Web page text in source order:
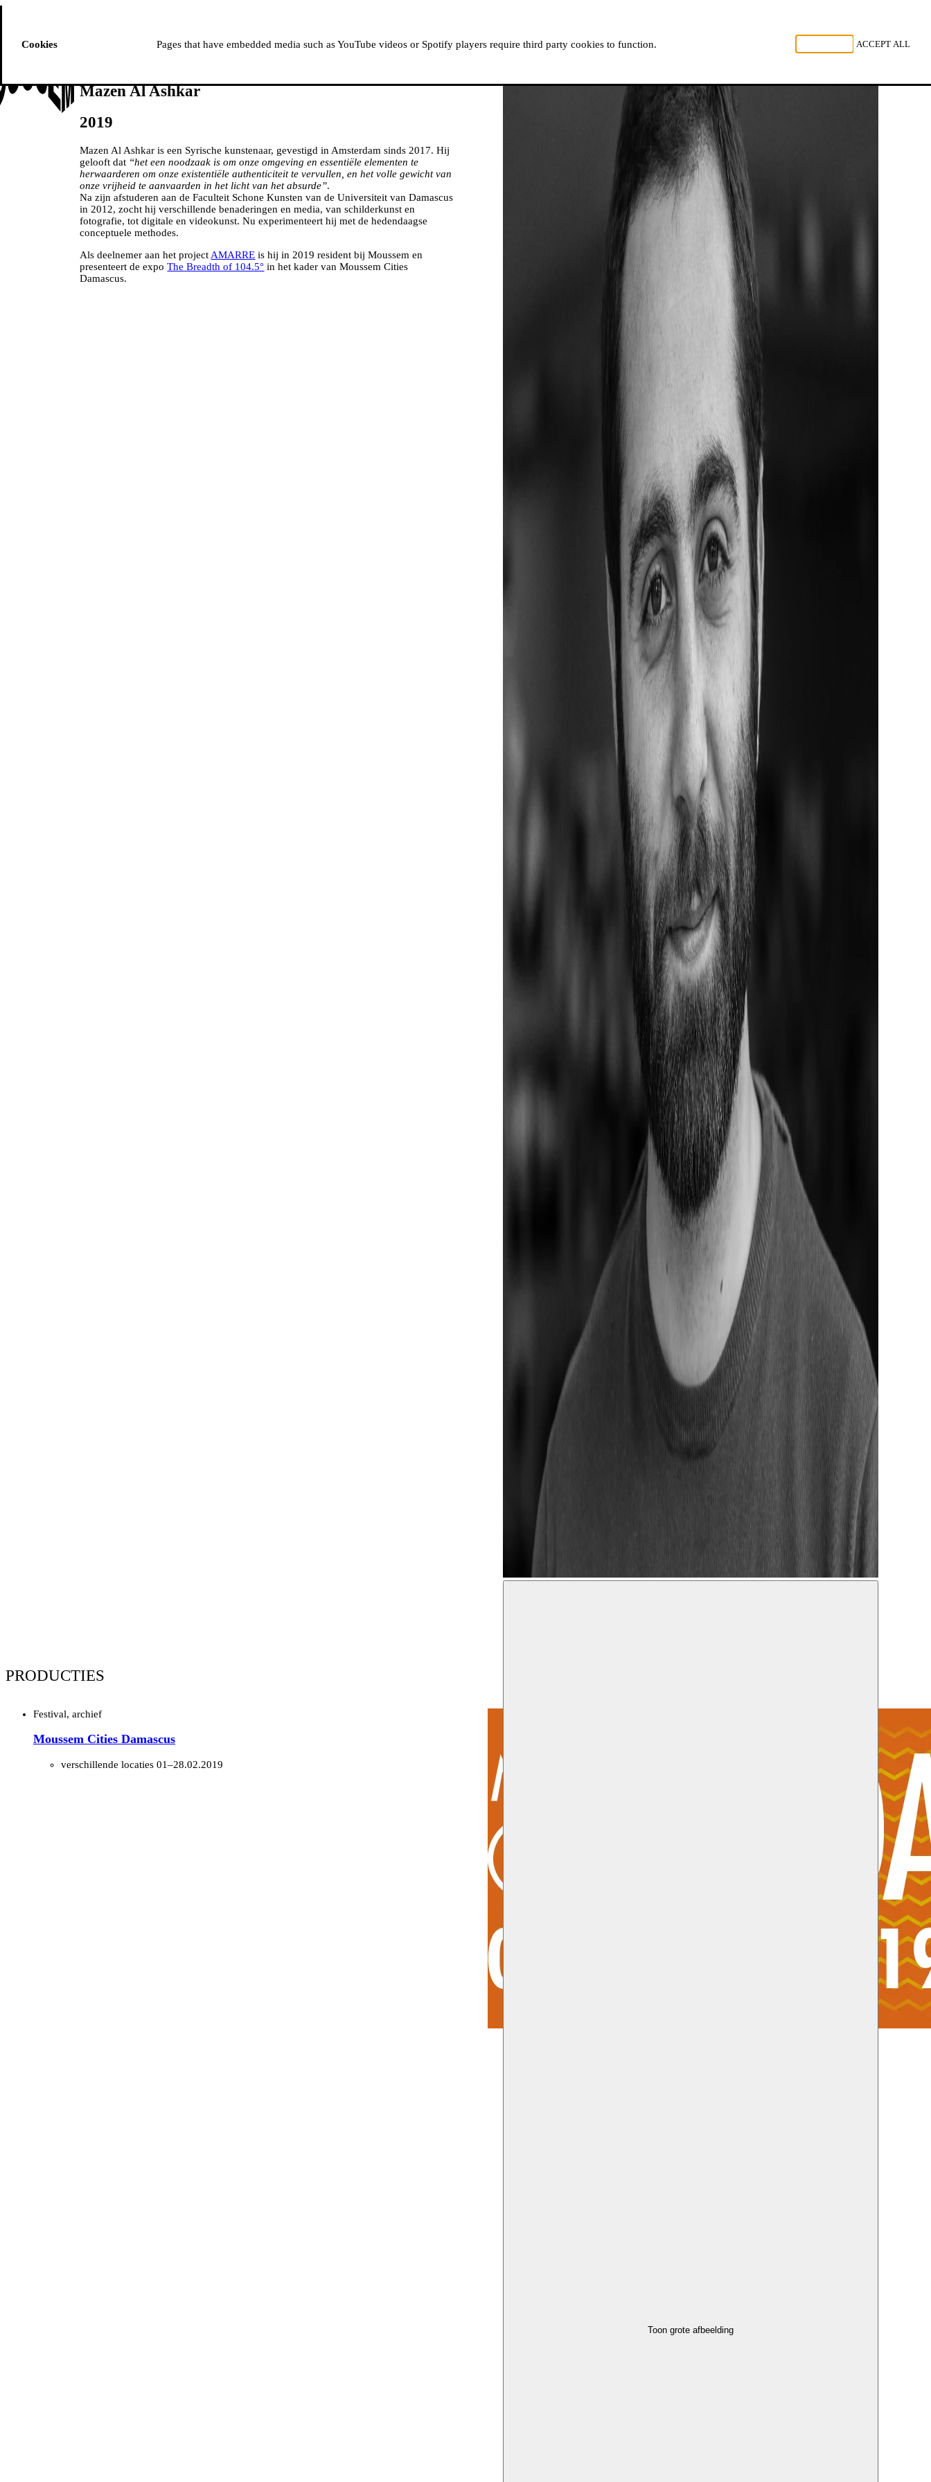
PROGRAMMA OVER MOUSSEM RESIDENTIES
KIJK, LEES & LUISTER
Toon grote afbeelding
Mazen Al Ashkar
2019
Mazen Al Ashkar is een Syrische kunstenaar, gevestigd in Amsterdam sinds 2017. Hij
gelooft dat “het een noodzaak is om onze omgeving en essentiële elementen te
herwaarderen om onze existentiële authenticiteit te vervullen, en het volle gewicht van
onze vrijheid te aanvaarden in het licht van het absurde”.
Na zijn afstuderen aan de Faculteit Schone Kunsten van de Universiteit van Damascus
in 2012, zocht hij verschillende benaderingen en media, van schilderkunst en
fotografie, tot digitale en videokunst. Nu experimenteert hij met de hedendaagse
conceptuele methodes.
Als deelnemer aan het project AMARRE is hij in 2019 resident bij Moussem en
presenteert de expoThe Breadth of 104.5° in het kader van Moussem Cities
Damascus.
PRODUCTIES
Festival, archief
Moussem Cities Damascus
verschillende locaties 01–28.02.2019
Cookies Pages that have embedded media such as YouTube videos or Spotify players require third party cookies to function. ACCEPT ALL